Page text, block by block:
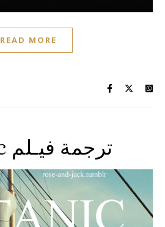
READ MORE
Titanic ترجمة فيـلم